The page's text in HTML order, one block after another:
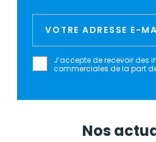
J’accepte de recevoir des
commerciales de la part
Nos